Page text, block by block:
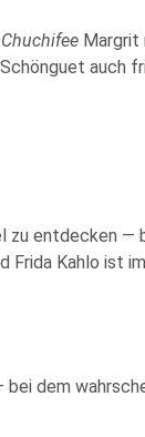
Chuchifee Margrit
auch
entdecken —
Kahlo ist
dem